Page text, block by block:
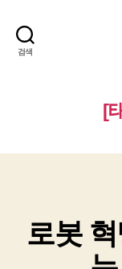
검색
[
로봇